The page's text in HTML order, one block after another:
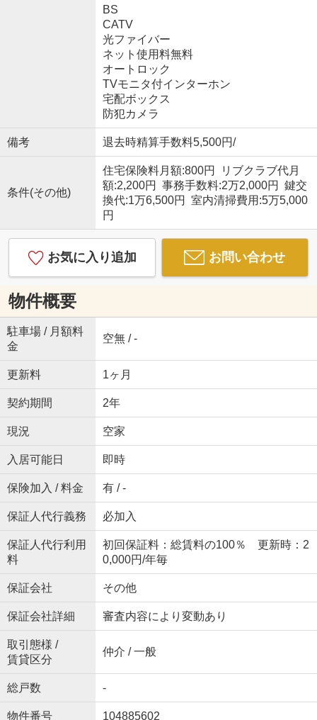
BS
CATV
光ファイバー
ネット使用料無料
オートロック
TVモニタ付インターホン
宅配ボックス
防犯カメラ
備考 退去時精算手数料5,500円/
条件(その他)
住宅保険料月額:800円 リブクラブ代月
額:2,200円 事務手数料:2万2,000円 鍵交
換代:1万6,500円 室内清掃費用:5万5,000
円
お気に入り追加 お問い合わせ
物件概要
駐車場 / 月額料
金
空無 / -
更新料 1ヶ月
契約期間 2年
現況 空家
入居可能日 即時
保険加入 / 料金 有 / -
保証人代行義務 必加入
保証人代行利用
料
初回保証料：総賃料の100％ 更新時：2
0,000円/年毎
保証会社 その他
保証会社詳細 審査内容により変動あり
取引態様 /
賃貸区分
仲介 / 一般
総戸数 -
物件番号 104885602